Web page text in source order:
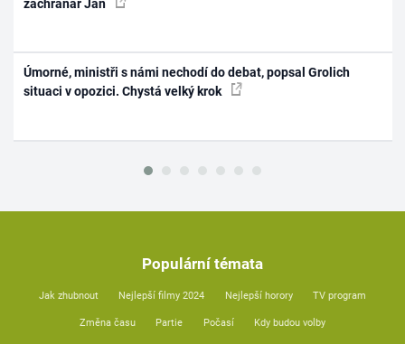
záchranář Jan
Úmorné, ministři s námi nechodí do debat, popsal Grolich
situaci v opozici. Chystá velký krok
Populární témata
Jak zhubnout Nejlepší filmy 2024 Nejlepší horory TV program
Změna času Partie Počasí Kdy budou volby